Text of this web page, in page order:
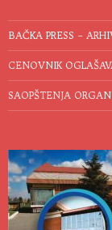
BAČKA PRESS –
CENOVNIK
SAOPŠTENJA